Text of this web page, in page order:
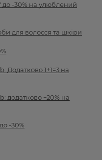
до -30% на улюблений
для волосся та шкіри
Додатково 1+1=3 на
додатково −20% на
-30%